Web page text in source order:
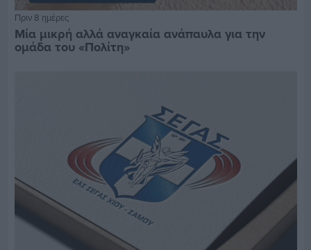
Πριν 8 ημέρες
Μία μικρή αλλά αναγκαία ανάπαυλα για την
ομάδα του «Πολίτη»